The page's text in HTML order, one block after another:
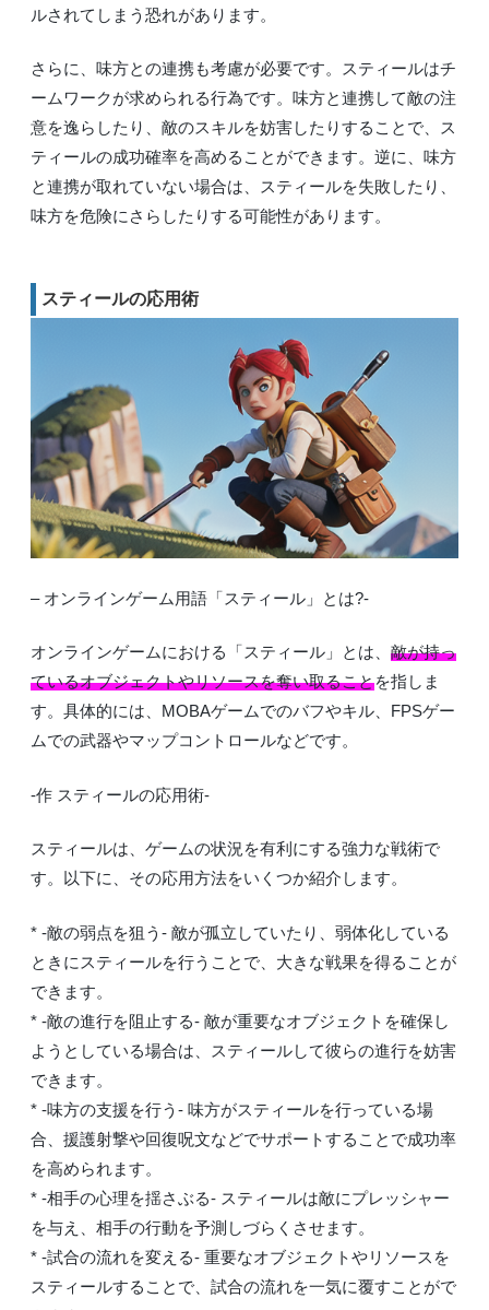
ルされてしまう恐れがあります。
さらに、味方との連携も考慮が必要です。スティールはチ
ームワークが求められる行為です。味方と連携して敵の注
意を逸らしたり、敵のスキルを妨害したりすることで、ス
ティールの成功確率を高めることができます。逆に、味方
と連携が取れていない場合は、スティールを失敗したり、
味方を危険にさらしたりする可能性があります。
スティールの応用術
– オンラインゲーム用語「スティール」とは?-
オンラインゲームにおける「スティール」とは、 敵が持っ
ているオブジェクトやリソースを奪い取ることを指しま
す。具体的には、MOBAゲームでのバフやキル、FPSゲー
ムでの武器やマップコントロールなどです。
-作 スティールの応用術-
スティールは、ゲームの状況を有利にする強力な戦術で
す。以下に、その応用方法をいくつか紹介します。
* -敵の弱点を狙う- 敵が孤立していたり、弱体化している
ときにスティールを行うことで、大きな戦果を得ることが
できます。
* -敵の進行を阻止する- 敵が重要なオブジェクトを確保し
ようとしている場合は、スティールして彼らの進行を妨害
できます。
* -味方の支援を行う- 味方がスティールを行っている場
合、援護射撃や回復呪文などでサポートすることで成功率
を高められます。
* -相手の心理を揺さぶる- スティールは敵にプレッシャー
を与え、相手の行動を予測しづらくさせます。
* -試合の流れを変える- 重要なオブジェクトやリソースを
スティールすることで、試合の流れを一気に覆すことがで